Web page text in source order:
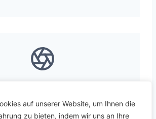
auf unserer Website, um Ihnen die
zu bieten, indem wir uns an Ihre